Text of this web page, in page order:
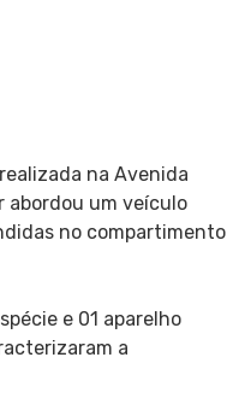
na Avenida
abordou um veículo
no compartimento
e 01 aparelho
a